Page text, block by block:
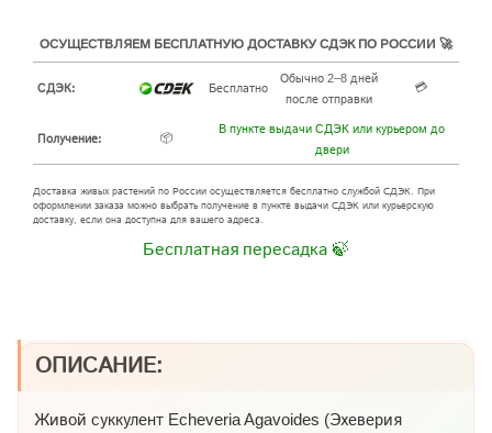
ОСУЩЕСТВЛЯЕМ БЕСПЛАТНУЮ ДОСТАВКУ СДЭК ПО РОССИИ 🚀
СДЭК: Бесплатно
Обычно 2–8 дней
после отправки
💳
Получение: 📦
В пункте выдачи СДЭК или курьером до
двери
Доставка живых растений по России осуществляется бесплатно службой СДЭК. При
оформлении заказа можно выбрать получение в пункте выдачи СДЭК или курьерскую
доставку, если она доступна для вашего адреса.
Бесплатная пересадка 🍃
ОПИСАНИЕ:
Живой суккулент Echeveria Agavoides (Эхеверия